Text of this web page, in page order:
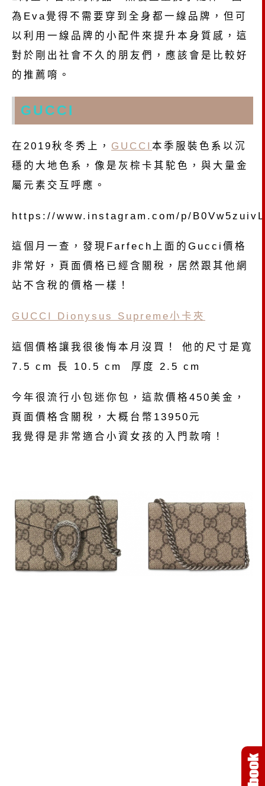
為Eva覺得不需要穿到全身都一線品牌，但可
以利用一線品牌的小配件來提升本身質感，這
對於剛出社會不久的朋友們，應該會是比較好
的推薦唷。
GUCCI
在2019秋冬秀上， GUCCI 本季服裝色系以沉
穩的大地色系，像是灰棕卡其駝色，與大量金
屬元素交互呼應。
https://www.instagram.com/p/
這個月一查，發現Farfech上面的Gucci價格
非常好，頁面價格已經含關稅，居然跟其他網
站不含稅的價格一樣！
GUCCI Dionysus Supreme小卡夾
這個價格讓我很後悔本月沒買！ 他的尺寸是寬
7.5 cm 長 10.5 cm 厚度 2.5 cm
今年很流行小包迷你包，這款價格450美金，
頁面價格含關稅，大概台幣13950元
我覺得是非常適合小資女孩的入門款唷！